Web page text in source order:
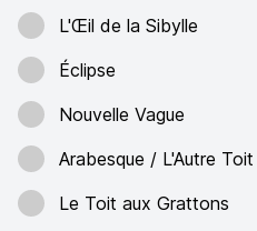
L'Œil de la Sibylle
Éclipse
Nouvelle Vague
Arabesque / L'Autre Toit
Le Toit aux Grattons